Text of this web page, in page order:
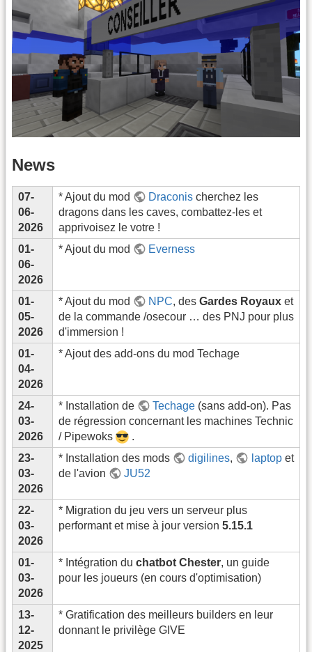
News
07-
06-
2026
* Ajout du mod Draconis cherchez les
dragons dans les caves, combattez-les et
apprivoisez le votre !
01-
06-
2026
* Ajout du mod Everness
01-
05-
2026
* Ajout du mod NPC, desGardes Royaux et
de la commande /osecour … des PNJ pour plus
d'immersion !
01-
04-
2026
* Ajout des add-ons du mod Techage
24-
03-
2026
* Installation de Techage (sans add-on). Pas
de régression concernant les machines Technic
/ Pipewoks
.
23-
03-
2026
* Installation des mods digilines, laptopet
de l'avion
JU52
22-
03-
2026
* Migration du jeu vers un serveur plus
performant et mise à jour version 5.15.1
01-
03-
2026
* Intégration du chatbot Chester, un guide
pour les joueurs (en cours d'optimisation)
13-
12-
2025
* Gratification des meilleurs builders en leur
donnant le privilège GIVE